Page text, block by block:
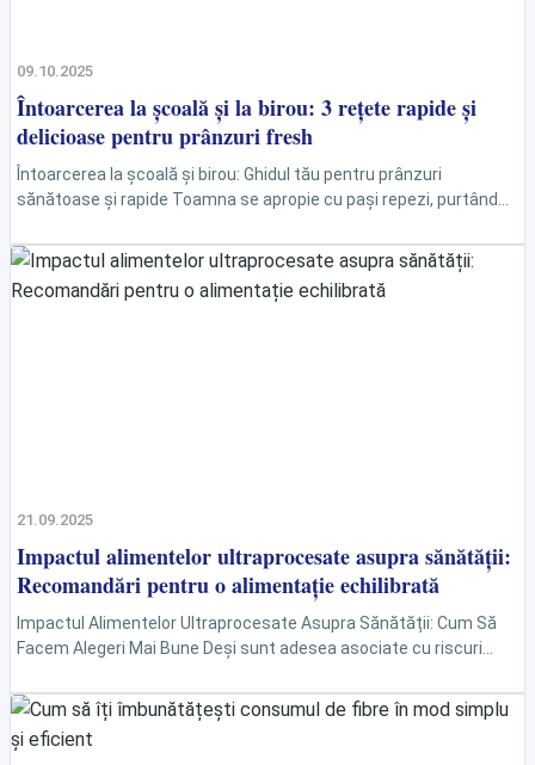
09.10.2025
Întoarcerea la școală și la birou: 3 rețete rapide și
delicioase pentru prânzuri fresh
Întoarcerea la școală și birou: Ghidul tău pentru prânzuri
sănătoase și rapide Toamna se apropie cu pași repezi, purtând
21.09.2025
Impactul alimentelor ultraprocesate asupra sănătății:
Recomandări pentru o alimentație echilibrată
Impactul Alimentelor Ultraprocesate Asupra Sănătății: Cum Să
Facem Alegeri Mai Bune Deși sunt adesea asociate cu riscuri
În...